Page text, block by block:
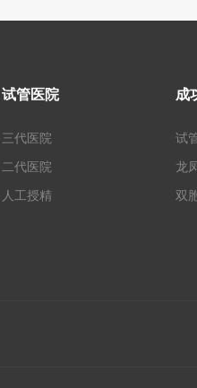
试管医院
三代医院
二代医院
人工授精
成
试
龙
双